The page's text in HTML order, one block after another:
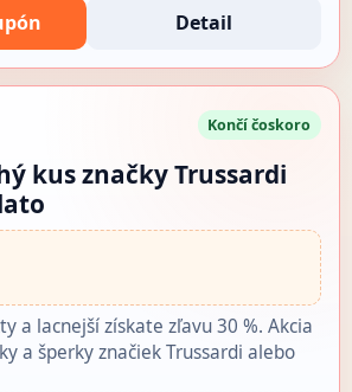
Detail
Končí čoskoro
kus značky Trussardi
a lacnejší získate zľavu 30 %. Akcia
a šperky značiek Trussardi alebo